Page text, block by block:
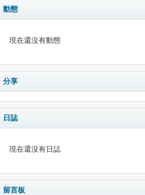
動態
現在還沒有動態
分享
日誌
現在還沒有日誌
留言板